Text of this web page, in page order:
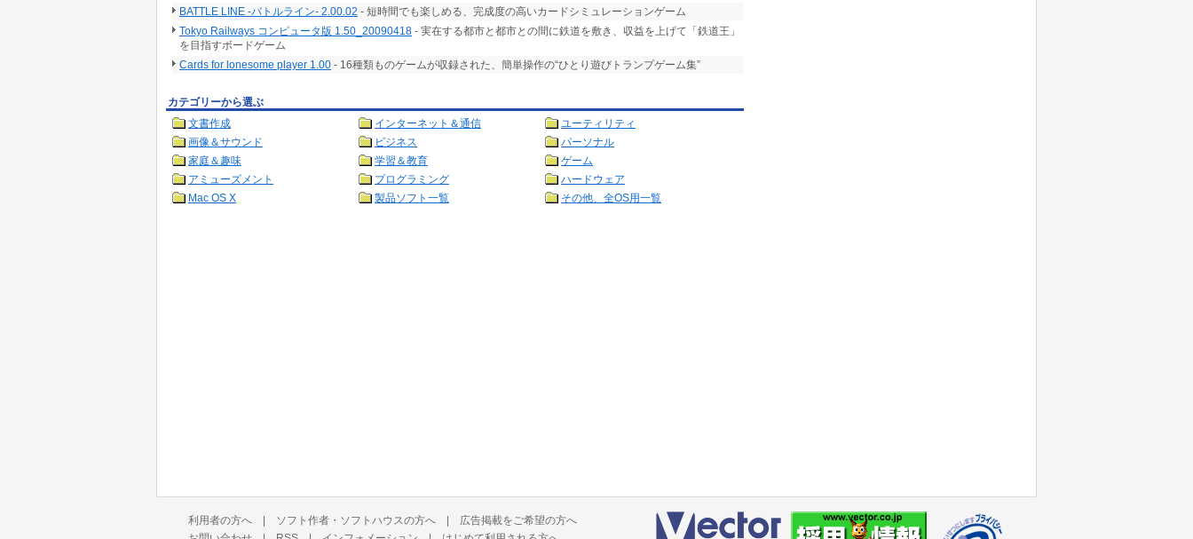
BATTLE LINE -バトルライン- 2.00.02 - 短時間でも楽しめる、完成度の高いカードシミュレーションゲーム
Tokyo Railways コンピュータ版 1.50_20090418 - 実在する都市と都市との間に鉄道を敷き、収益を上げて「鉄道王」
を目指すボードゲーム
Cards for lonesome player 1.00 - 16種類ものゲームが収録された、簡単操作の“ひとり遊びトランプゲーム集”
カテゴリーから選ぶ
文書作成
インターネット＆通信
ユーティリティ
画像＆サウンド
ビジネス
パーソナル
家庭＆趣味
学習＆教育
ゲーム
アミューズメント
プログラミング
ハードウェア
Mac OS X
製品ソフト一覧 その他、全OS用一覧
利用者の方へ | ソフト作者・ソフトハウスの方へ | 広告掲載をご希望の方へ